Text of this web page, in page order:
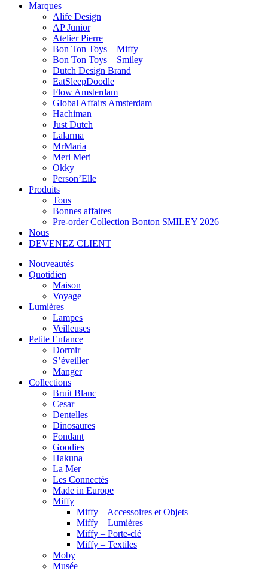
Marques
Alife Design
AP Junior
Atelier Pierre
Bon Ton Toys – Miffy
Bon Ton Toys – Smiley
Dutch Design Brand
EatSleepDoodle
Flow Amsterdam
Global Affairs Amsterdam
Hachiman
Just Dutch
Lalarma
MrMaria
Meri Meri
Okky
Person’Elle
Produits
Tous
Bonnes affaires
Pre-order Collection Bonton SMILEY 2026
Nous
DEVENEZ CLIENT
Nouveautés
Quotidien
Maison
Voyage
Lumières
Lampes
Veilleuses
Petite Enfance
Dormir
S’éveiller
Manger
Collections
Bruit Blanc
Cesar
Dentelles
Dinosaures
Fondant
Goodies
Hakuna
La Mer
Les Connectés
Made in Europe
Miffy
Miffy – Accessoires et Objets
Miffy – Lumières
Miffy – Porte-clé
Miffy – Textiles
Moby
Musée